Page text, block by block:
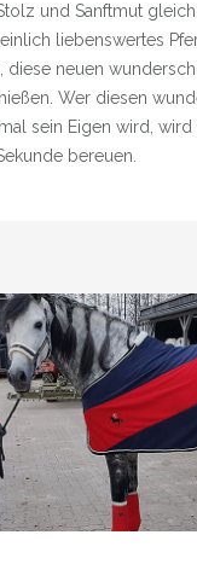
und Sanftmut
liebenswertes
diese neuen
Wer diesen
sein Eigen wird,
bereuen.